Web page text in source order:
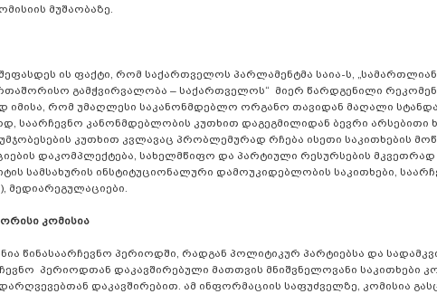
მუშაობაზე.
ის ფაქტი, რომ საქართველოს პარლამენტმა საია-ს,
გამჭვირვალობა – საქართველოს“ მიერ წარდგენილი
იმისა, რომ უმაღლესი საკანონმდებლო ორგანო თავიდან მაღალი
საარჩევნო კანონმდებლობის კუთხით დაგეგმილიდან ბევრი არსებითი
კუთხით კვლავაც პრობლემურად რჩება ისეთი საკითხების
დაკომპლექტება, სახელმწიფო და პარტიული რესურსების მკვეთრად
სამსახურის ინსტიტუციონალური დამოუკიდებლობის საკითხები,
მედიარეგულაციები.
კომისია
წინასაარჩევნო პერიოდში, რადგან პოლიტიკურ პარტიებსა და
პერიოდთან დაკავშირებული მათთვის მნიშვნელოვანი საკითხები
დაკავშირებით. ამ ინფორმაციის საფუძველზე, კომისია